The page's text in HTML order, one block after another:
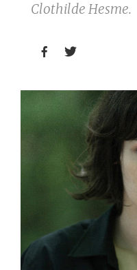
Clothilde Hesme.
 